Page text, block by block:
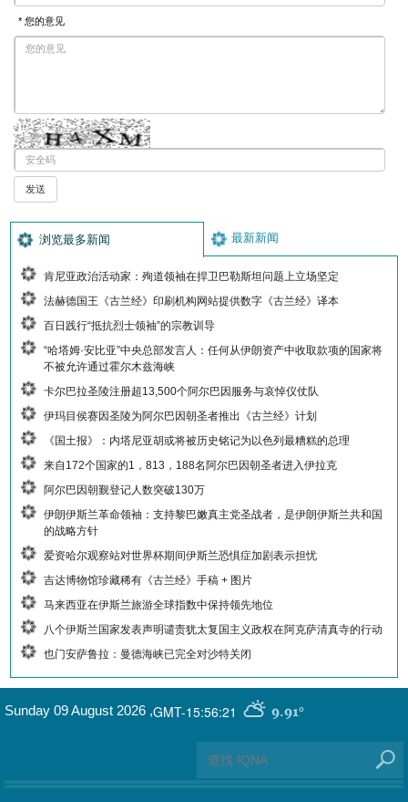
* 您的意见
浏览最多新闻 最新新闻
肯尼亚政治活动家：殉道领袖在捍卫巴勒斯坦问题上立场坚定
法赫德国王《古兰经》印刷机构网站提供数字《古兰经》译本
百日践行“抵抗烈士领袖”的宗教训导
“哈塔姆·安比亚”中央总部发言人：任何从伊朗资产中收取款项的国家将
不被允许通过霍尔木兹海峡
卡尔巴拉圣陵注册超13,500个阿尔巴因服务与哀悼仪仗队
伊玛目侯赛因圣陵为阿尔巴因朝圣者推出《古兰经》计划
《国土报》：内塔尼亚胡或将被历史铭记为以色列最糟糕的总理
来自172个国家的1，813，188名阿尔巴因朝圣者进入伊拉克
阿尔巴因朝觐登记人数突破130万
伊朗伊斯兰革命领袖：支持黎巴嫩真主党圣战者，是伊朗伊斯兰共和国
的战略方针
爱资哈尔观察站对世界杯期间伊斯兰恐惧症加剧表示担忧
吉达博物馆珍藏稀有《古兰经》手稿 + 图片
马来西亚在伊斯兰旅游全球指数中保持领先地位
八个伊斯兰国家发表声明谴责犹太复国主义政权在阿克萨清真寺的行动
也门安萨鲁拉：曼德海峡已完全对沙特关闭
GMT-15:56:21 9.91°
Sunday 09 August 2026 ,